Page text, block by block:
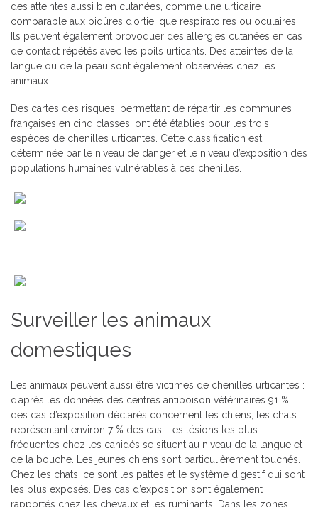
des atteintes aussi bien cutanées, comme une urticaire
comparable aux piqûres d’ortie, que respiratoires ou oculaires.
Ils peuvent également provoquer des allergies cutanées en cas
de contact répétés avec les poils urticants. Des atteintes de la
langue ou de la peau sont également observées chez les
animaux.
Des cartes des risques, permettant de répartir les communes
françaises en cinq classes, ont été établies pour les trois
espèces de chenilles urticantes. Cette classification est
déterminée par le niveau de danger et le niveau d’exposition des
populations humaines vulnérables à ces chenilles.
Surveiller les animaux
domestiques
Les animaux peuvent aussi être victimes de chenilles urticantes :
d’après les données des centres antipoison vétérinaires 91 %
des cas d’exposition déclarés concernent les chiens, les chats
représentant environ 7 % des cas. Les lésions les plus
fréquentes chez les canidés se situent au niveau de la langue et
de la bouche. Les jeunes chiens sont particulièrement touchés.
Chez les chats, ce sont les pattes et le système digestif qui sont
les plus exposés. Des cas d’exposition sont également
rapportés chez les chevaux et les ruminants. Dans les zones